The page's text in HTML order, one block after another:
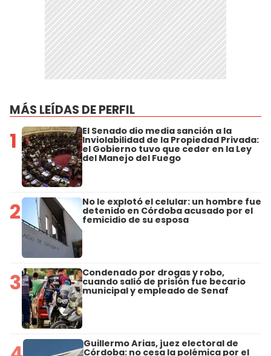
MÁS LEÍDAS DE PERFIL
1 El Senado dio media sanción a la
Inviolabilidad de la Propiedad Privada:
el Gobierno tuvo que ceder en la Ley
del Manejo del Fuego
2 No le explotó el celular: un hombre fue
detenido en Córdoba acusado por el
femicidio de su esposa
3 Condenado por drogas y robo,
cuando salió de prisión fue becario
municipal y empleado de Senaf
Guillermo Arias, juez electoral de
Córdoba: no cesa la polémica por el